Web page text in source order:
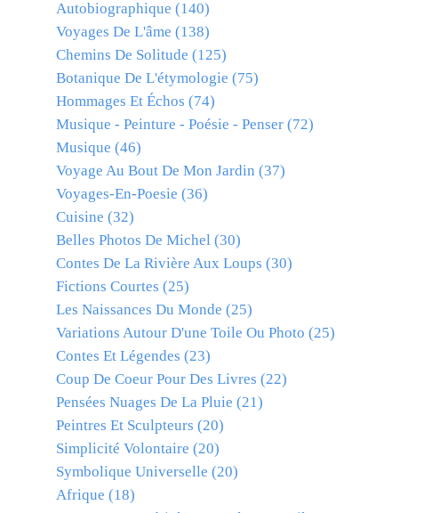
Autobiographique (140)
Voyages De L'âme (138)
Chemins De Solitude (125)
Botanique De L'étymologie (75)
Hommages Et Échos (74)
Musique - Peinture - Poésie - Penser (72)
Musique (46)
Voyage Au Bout De Mon Jardin (37)
Voyages-En-Poesie (36)
Cuisine (32)
Belles Photos De Michel (30)
Contes De La Rivière Aux Loups (30)
Fictions Courtes (25)
Les Naissances Du Monde (25)
Variations Autour D'une Toile Ou Photo (25)
Contes Et Légendes (23)
Coup De Coeur Pour Des Livres (22)
Pensées Nuages De La Pluie (21)
Peintres Et Sculpteurs (20)
Simplicité Volontaire (20)
Symbolique Universelle (20)
Afrique (18)